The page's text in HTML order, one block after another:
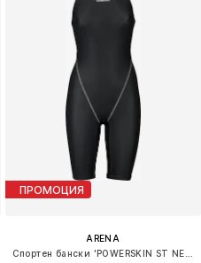
ПРОМОЦИЯ
ARENA